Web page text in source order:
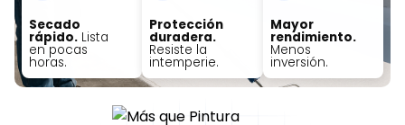
Secado
rápido. Lista
en pocas
horas.
Protección
duradera.
Resiste la
intemperie.
Mayor
rendimiento.
Menos
inversión.